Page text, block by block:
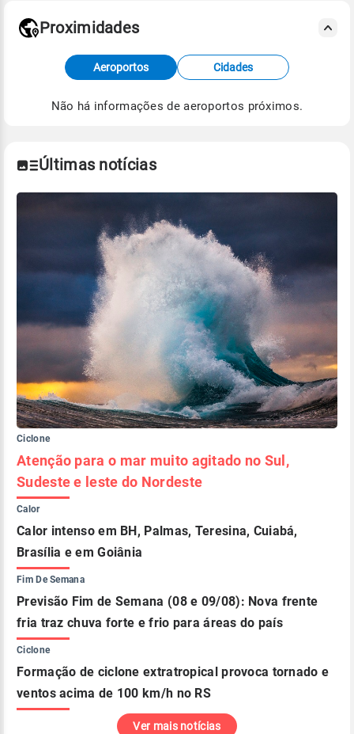
Fonte: dados combinados de estações
meteorológicas e satélite do Centro de Previsão
de Tempo e Estudos Climáticos (CPTEC).
Proximidades
Aeroportos Cidades
Não há informações de aeroportos próximos.
Últimas notícias
Ciclone
Atenção para o mar muito agitado no Sul,
Sudeste e leste do Nordeste
Calor
Calor intenso em BH, Palmas, Teresina, Cuiabá,
Brasília e em Goiânia
Fim De Semana
Previsão Fim de Semana (08 e 09/08): Nova frente
fria traz chuva forte e frio para áreas do país
Ciclone
Formação de ciclone extratropical provoca tornado e
ventos acima de 100 km/h no RS
Ver mais notícias